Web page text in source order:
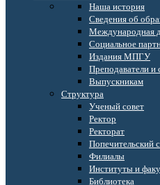
Наша история
Сведения об
Международная
Социальное
Издания МПГУ
Преподаватели и
Выпускникам
Структура
Ученый совет
Ректор
Ректорат
Попечительский
Филиалы
Институты и
Библиотека